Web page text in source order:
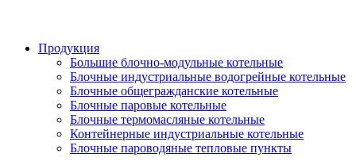
Продукция
Большие блочно-модульные котельные
Блочные индустриальные водогрейные котельные
Блочные общегражданские котельные
Блочные паровые котельные
Блочные термомасляные котельные
Контейнерные индустриальные котельные
Блочные пароводяные тепловые пункты